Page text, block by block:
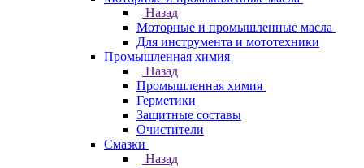
Назад
Моторные и промышленные масла
Для инструмента и мототехники
Промышленная химия
Назад
Промышленная химия
Герметики
Защитные составы
Очистители
Смазки
Назад